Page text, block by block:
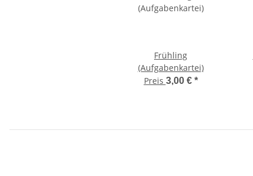
Frühling
(Aufgabenkartei)
Preis 3,00 € *